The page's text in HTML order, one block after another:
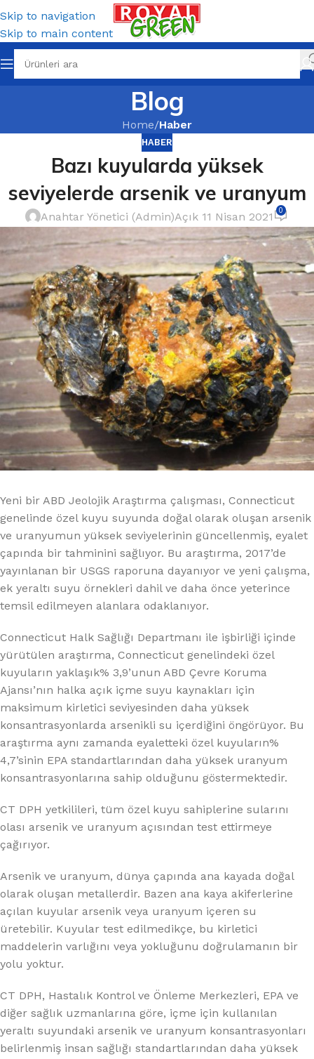
Skip to navigation
Skip to main content
Blog
Home/Haber
HABER
Bazı kuyularda yüksek
seviyelerde arsenik ve uranyum
Anahtar Yönetici (Admin)Açık 11 Nisan 2021 0
Yeni bir ABD Jeolojik Araştırma çalışması, Connecticut
genelinde özel kuyu suyunda doğal olarak oluşan arsenik
ve uranyumun yüksek seviyelerinin güncellenmiş, eyalet
çapında bir tahminini sağlıyor. Bu araştırma, 2017’de
yayınlanan bir USGS raporuna dayanıyor ve yeni çalışma,
ek yeraltı suyu örnekleri dahil ve daha önce yeterince
temsil edilmeyen alanlara odaklanıyor.
Connecticut Halk Sağlığı Departmanı ile işbirliği içinde
yürütülen araştırma, Connecticut genelindeki özel
kuyuların yaklaşık% 3,9’unun ABD Çevre Koruma
Ajansı’nın halka açık içme suyu kaynakları için
maksimum kirletici seviyesinden daha yüksek
konsantrasyonlarda arsenikli su içerdiğini öngörüyor. Bu
araştırma aynı zamanda eyaletteki özel kuyuların%
4,7’sinin EPA standartlarından daha yüksek uranyum
konsantrasyonlarına sahip olduğunu göstermektedir.
CT DPH yetkilileri, tüm özel kuyu sahiplerine sularını
olası arsenik ve uranyum açısından test ettirmeye
çağırıyor.
Arsenik ve uranyum, dünya çapında ana kayada doğal
olarak oluşan metallerdir. Bazen ana kaya akiferlerine
açılan kuyular arsenik veya uranyum içeren su
üretebilir. Kuyular test edilmedikçe, bu kirletici
maddelerin varlığını veya yokluğunu doğrulamanın bir
yolu yoktur.
CT DPH, Hastalık Kontrol ve Önleme Merkezleri, EPA ve
diğer sağlık uzmanlarına göre, içme için kullanılan
yeraltı suyundaki arsenik ve uranyum konsantrasyonları
belirlenmiş insan sağlığı standartlarından daha yüksek